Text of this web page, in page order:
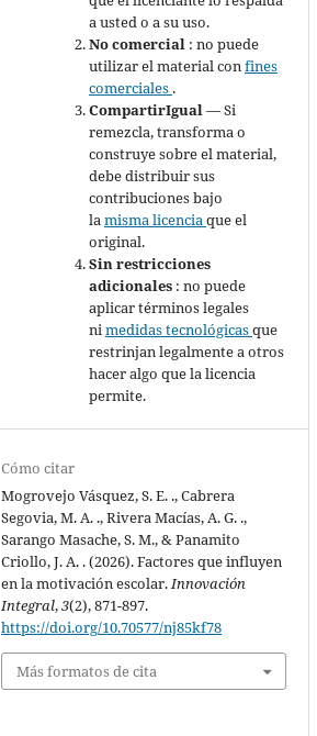
a usted o a su uso.
No comercial : no puede
utilizar el material confines
comerciales .
CompartirIgual— Si
remezcla, transforma o
construye sobre el material,
debe distribuir sus
contribuciones bajo
lamisma licenciaque el
original.
Sin restricciones
adicionales : no puede
aplicar términos legales
nimedidas tecnológicasque
restrinjan legalmente a otros
hacer algo que la licencia
permite.
Cómo citar
Mogrovejo Vásquez, S. E. ., Cabrera
Segovia, M. A. ., Rivera Macías, A. G. .,
Sarango Masache, S. M., & Panamito
Criollo, J. A. . (2026). Factores que influyen
en la motivación escolar.Innovación
Integral,3(2), 871-897.
https://doi.org/10.70577/nj85kf78
Más formatos de cita